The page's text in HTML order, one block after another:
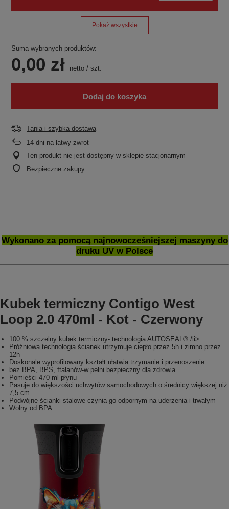
Pokaż wszystkie
Suma wybranych produktów:
0,00 zł netto / szt.
Dodaj do koszyka
Tania i szybka dostawa
14 dni na łatwy zwrot
Ten produkt nie jest dostępny w sklepie stacjonarnym
Bezpieczne zakupy
Wykonano za pomocą najnowocześniejszej maszyny do
druku UV w Polsce
Kubek termiczny Contigo West
Loop 2.0 470ml - Kot - Czerwony
100 % szczelny kubek termiczny- technologia AUTOSEAL®./li>
Próżniowa technologia ścianek utrzymuje ciepło przez 5h i zimno przez
12h
Doskonale wyprofilowany kształt ułatwia trzymanie i przenoszenie
bez BPA, BPS, ftalanów-w pełni bezpieczny dla zdrowia
Pomieści 470 ml płynu
Pasuje do większości uchwytów samochodowych o średnicy większej niż
7,5 cm
Podwójne ścianki stalowe czynią go odpornym na uderzenia i trwałym
Wolny od BPA